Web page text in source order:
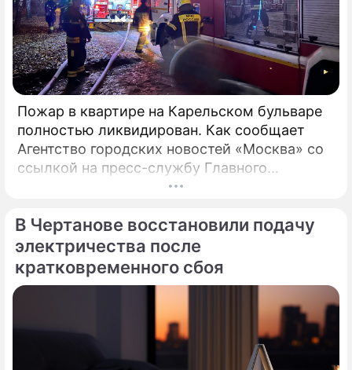
Пожар в квартире на Карельском бульваре
полностью ликвидирован. Как сообщает
Агентство городских новостей «Москва» со
ссылкой на пресс-службу Главного
управления МЧС России по столице,
В Чертанове восстановили подачу
электричества после
кратковременного сбоя